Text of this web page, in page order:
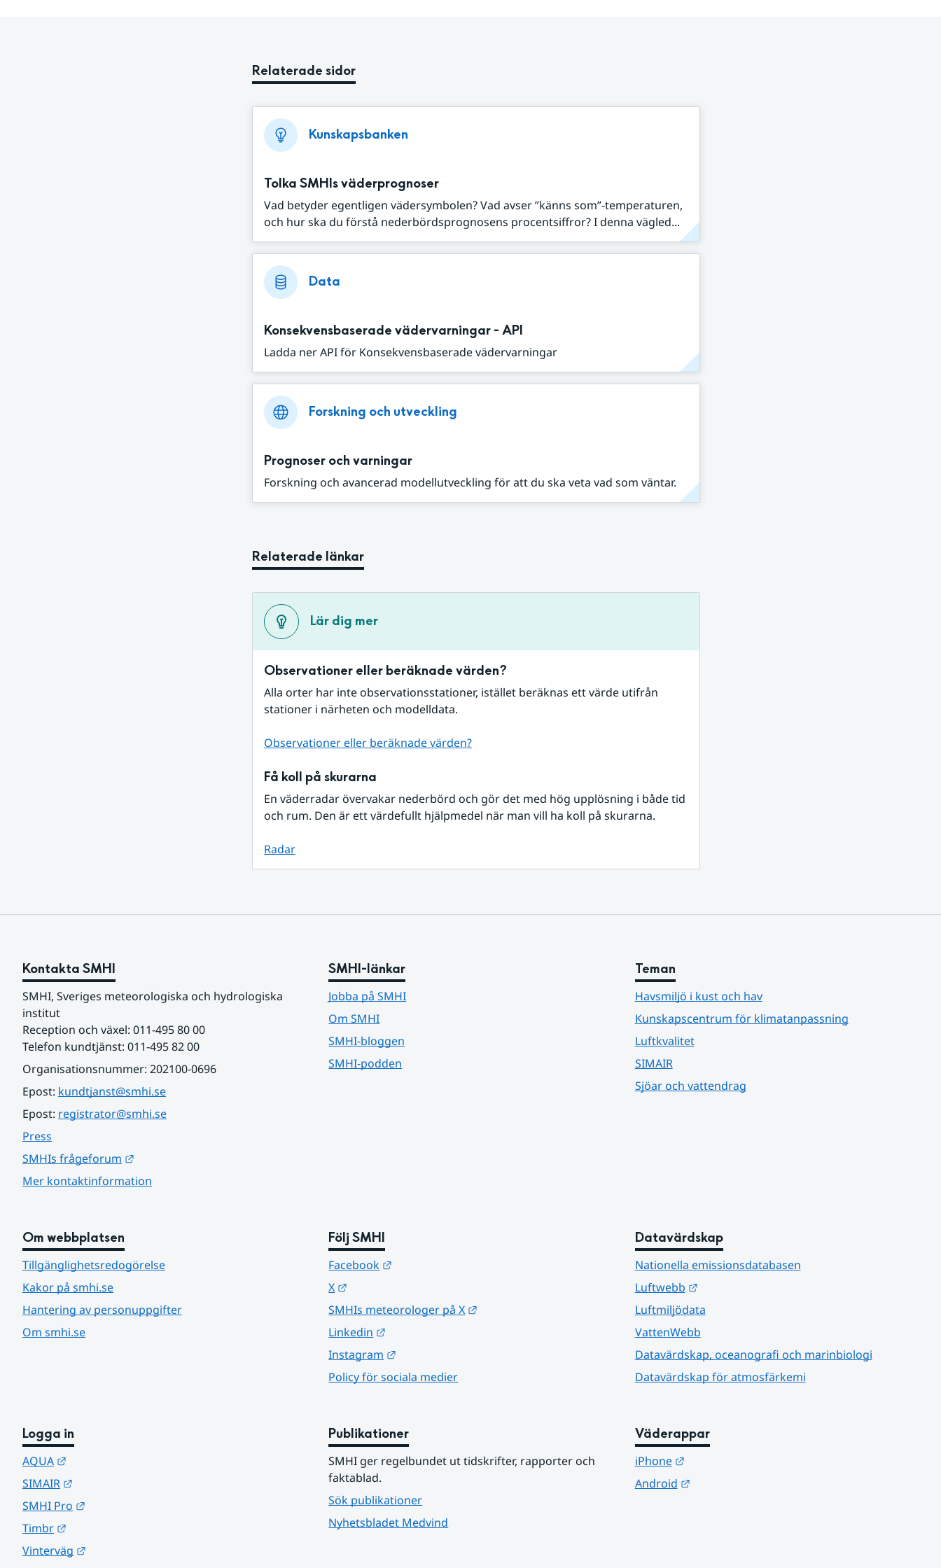
Relaterade sidor
Kunskapsbanken
Tolka SMHIs väderprognoser
Vad betyder egentligen vädersymbolen? Vad avser ”känns som”-temperaturen,
och hur ska du förstå nederbördsprognosens procentsiffror? I denna vägled...
Data
Konsekvensbaserade vädervarningar - API
Ladda ner API för Konsekvensbaserade vädervarningar
Forskning och utveckling
Prognoser och varningar
Forskning och avancerad modellutveckling för att du ska veta vad som väntar.
Relaterade länkar
Lär dig mer
Observationer eller beräknade värden?
Alla orter har inte observationsstationer, istället beräknas ett värde utifrån
stationer i närheten och modelldata.
Observationer eller beräknade värden?
Få koll på skurarna
En väderradar övervakar nederbörd och gör det med hög upplösning i både tid
och rum. Den är ett värdefullt hjälpmedel när man vill ha koll på skurarna.
Radar
Kontakta SMHI
SMHI, Sveriges meteorologiska och hydrologiska
institut
Reception och växel: 011-495 80 00
Telefon kundtjänst: 011-495 82 00
Organisationsnummer: 202100-0696
Epost: kundtjanst@smhi.se
Epost: registrator@smhi.se
Press
SMHIs frågeforum
Mer kontaktinformation
SMHI-länkar
Jobba på SMHI
Om SMHI
SMHI-bloggen
SMHI-podden
Teman
Havsmiljö i kust och hav
Kunskapscentrum för klimatanpassning
Luftkvalitet
SIMAIR
Sjöar och vattendrag
Om webbplatsen
Tillgänglighetsredogörelse
Kakor på smhi.se
Hantering av personuppgifter
Om smhi.se
Följ SMHI
Facebook
X
SMHIs meteorologer på X
Linkedin
Instagram
Policy för sociala medier
Datavärdskap
Nationella emissionsdatabasen
Luftwebb
Länk till annan webbplats.
Luftmiljödata
VattenWebb
Datavärdskap, oceanografi och marinbiologi
Datavärdskap för atmosfärkemi
Logga in
AQUA
SIMAIR
SMHI Pro
Timbr
Vinterväg
Publikationer
SMHI ger regelbundet ut tidskrifter, rapporter och
faktablad.
Sök publikationer
Nyhetsbladet Medvind
Väderappar
iPhone
Länk till annan webbplats.
Android
Länk till annan webbplats.